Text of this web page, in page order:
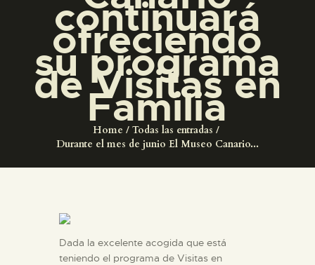
continuará
ofreciendo
su programa
de Visitas en
Familia
Home
Todas las entradas
Durante el mes de junio El Museo Canario...
EL MUSEO
COLECCIONES
DIDÁCTICA
ACTIVIDADES
Dada la excelente acogida que está
teniendo el programa de Visitas en